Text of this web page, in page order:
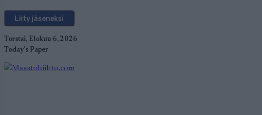
Liity jäseneksi
Torstai, Elokuu 6, 2026
Today's Paper